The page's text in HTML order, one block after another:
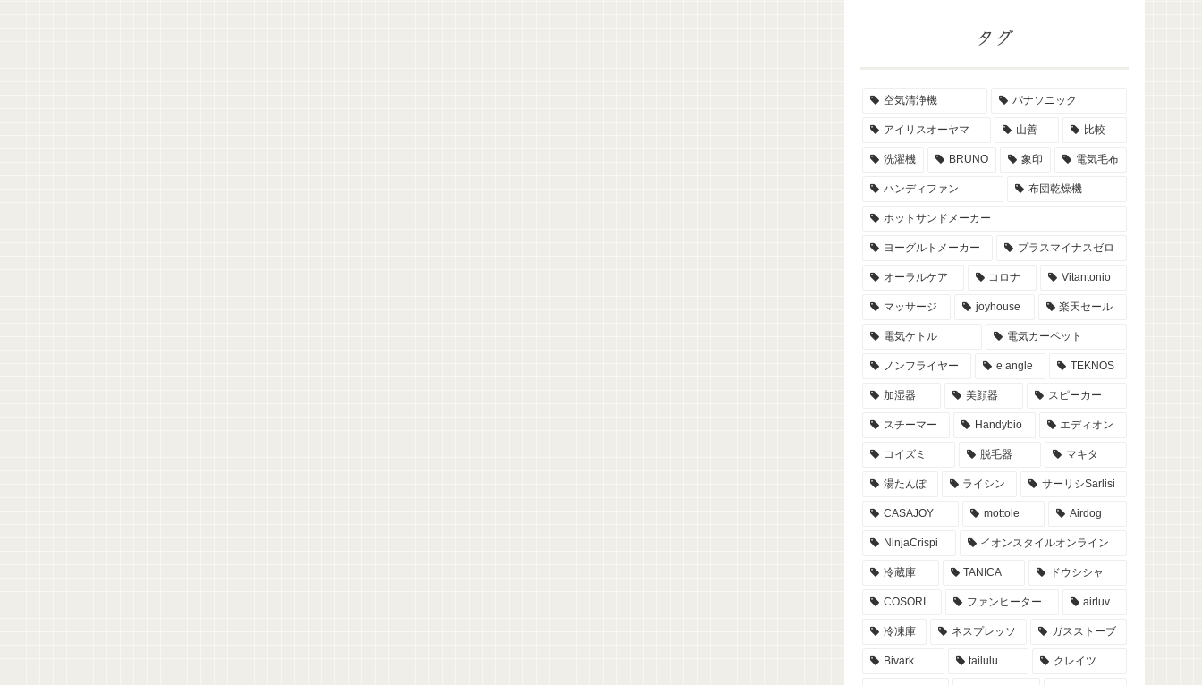
タグ
空気清浄機 パナソニック
アイリスオーヤマ 山善 比較
洗濯機 BRUNO 象印 電気毛布
ハンディファン 布団乾燥機
ホットサンドメーカー
ヨーグルトメーカー プラスマイナスゼロ
オーラルケア コロナ Vitantonio
マッサージ joyhouse 楽天セール
電気ケトル 電気カーペット
ノンフライヤー e angle TEKNOS
加湿器 美顔器 スピーカー
スチーマー Handybio エディオン
コイズミ 脱毛器 マキタ
湯たんぽ ライシン サーリシSarlisi
CASAJOY mottole Airdog
NinjaCrispi イオンスタイルオンライン
冷蔵庫 TANICA ドウシシャ
COSORI ファンヒーター airluv
冷凍庫 ネスプレッソ ガスストーブ
Bivark tailulu クレイツ